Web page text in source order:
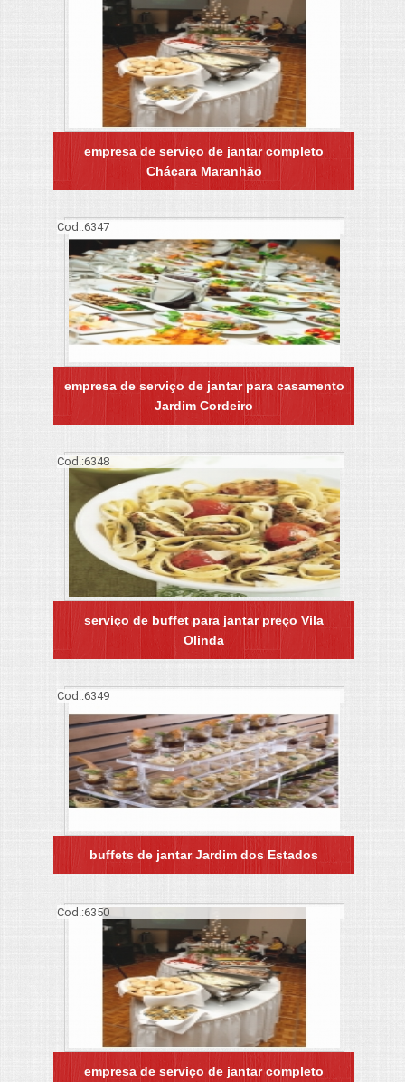
empresa de serviço de jantar completo
Chácara Maranhão
Cod.:6347
empresa de serviço de jantar para casamento
Jardim Cordeiro
Cod.:6348
serviço de buffet para jantar preço Vila
Olinda
Cod.:6349
buffets de jantar Jardim dos Estados
Cod.:6350
empresa de serviço de jantar completo